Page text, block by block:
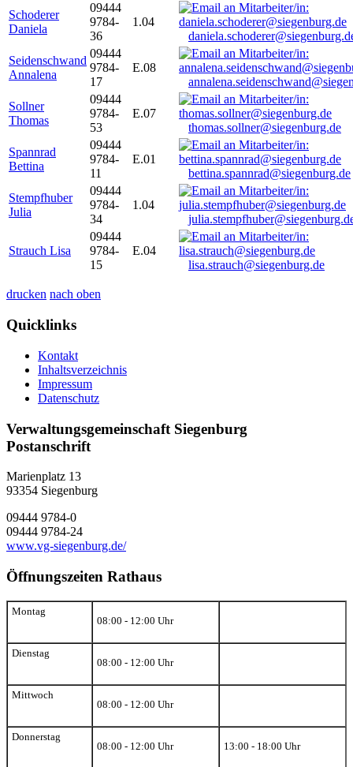
Schoderer
Daniela
09444
9784-
36
1.04
Seidenschwand
Annalena
09444
9784-
17
E.08
Sollner
Thomas
09444
9784-
53
E.07
thomas.sollner@siegenburg.de
Spannrad
Bettina
09444
9784-
11
E.01
bettina.spannrad@siegenburg.de
Stempfhuber
Julia
09444
9784-
34
1.04
Strauch Lisa
09444
9784-
15
E.04
lisa.strauch@siegenburg.de
drucken nach oben
Quicklinks
Kontakt
Inhaltsverzeichnis
Impressum
Datenschutz
Verwaltungsgemeinschaft Siegenburg
Postanschrift
Marienplatz 13
93354 Siegenburg
09444 9784-0
09444 9784-24
www.vg-siegenburg.de/
Öffnungszeiten Rathaus
Montag
08:00 - 12:00 Uhr
Dienstag
08:00 - 12:00 Uhr
Mittwoch
08:00 - 12:00 Uhr
Donnerstag
08:00 - 12:00 Uhr
13:00 - 18:00 Uhr